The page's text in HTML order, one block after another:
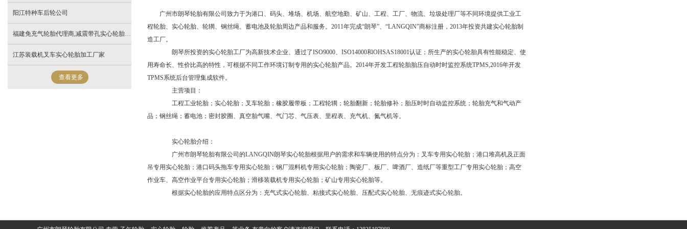
广州市朗琴轮胎有限公司致力于为港口、码头、堆场、机场、航空地勤、矿山、工程、工厂、物流、垃圾处理厂等不同环境提供工业工
程轮胎、实心轮胎、轮辋、钢丝绳、蓄电池及轮胎周边产品和服务。2011年完成“朗琴”、“LANGQIN”商标注册，2013年投资共建实心轮胎制
造工厂。
朗琴所投资的实心轮胎工厂为高新技术企业、通过了ISO9000、ISO14000和OHSAS18001认证；所生产的实心轮胎具有性能稳定、使
用寿命长、性价比高的特性，可根据不同工作环境订制专用的实心轮胎产品。2014年开发工程轮胎胎压自动时时监控系统TPMS,2016年开发
TPMS系统后台管理集成软件。
主营项目：
工程工业轮胎；实心轮胎；叉车轮胎；橡胶履带板；工程轮辋；轮胎翻新；轮胎修补；胎压时时自动监控系统；轮胎充气和气动产
品；钢丝绳；蓄电池；密封胶圈、真空胎气嘴、气门芯、气压表、里程表、充气机、氮气机等。
实心轮胎介绍：
广州市朗琴轮胎有限公司的LANGQIN朗琴实心轮胎根据用户的需求和车辆使用的特点分为：叉车专用实心轮胎；港口堆高机及正面
吊专用实心轮胎；港口码头拖车专用实心轮胎；钢厂混料机专用实心轮胎；陶瓷厂、板厂、啤酒厂、造纸厂等重型工厂专用实心轮胎；高空
作业车、高空作业平台专用实心轮胎；滑移装载机专用实心轮胎；矿山专用实心轮胎等。
根据实心轮胎的应用特点区分为：充气式实心轮胎、粘接式实心轮胎、压配式实心轮胎、无痕迹式实心轮胎。
阳江特种车后轮公司
福建免充气轮胎代理商,减震带孔实心轮胎一件代发
江苏装载机叉车实心轮胎加工厂家
查看更多